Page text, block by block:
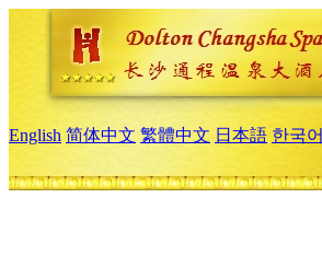
English 简体中文 繁體中文 日本語 한국어